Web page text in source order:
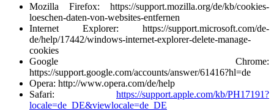
Mozilla Firefox: https://support.mozilla.org/de/kb/cookies-
loeschen-daten-von-websites-entfernen
Internet Explorer: https://support.microsoft.com/de-
de/help/17442/windows-internet-explorer-delete-manage-
cookies
Google Chrome:
https://support.google.com/accounts/answer/61416?hl=de
Opera: http://www.opera.com/de/help
Safari: https://support.apple.com/kb/PH17191?
locale=de_DE&viewlocale=de_DE